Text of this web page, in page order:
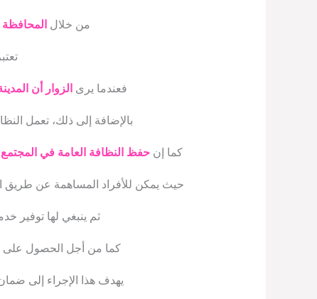
من خلال
فعندما يرى الزوار أن
بالإضافة إلى ذلك، تعمل
كما إنحفظ النظافة العامة في المجتمع
حيث يمكن للأفراد المساهمة عن طريق
ثم ينبغي لها توفير
كما من أجل الحصول على
يهدف هذا الإجراء إلى